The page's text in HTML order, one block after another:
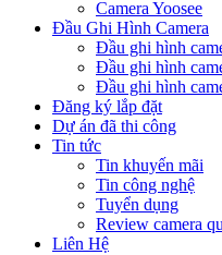
Camera Yoosee
Đầu Ghi Hình Camera
Đầu ghi hình
Đầu ghi hình
Đầu ghi hình
Đăng ký lắp đặt
Dự án đã thi công
Tin tức
Tin khuyến mãi
Tin công nghệ
Tuyển dụng
Review camera
Liên Hệ